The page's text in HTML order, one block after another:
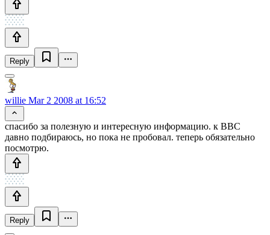
Reply
willie Mar 2 2008 at 16:52
спасибо за полезную и интересную информацию. к ВВС
давно подбираюсь, но пока не пробовал. теперь обязательно
посмотрю.
Reply